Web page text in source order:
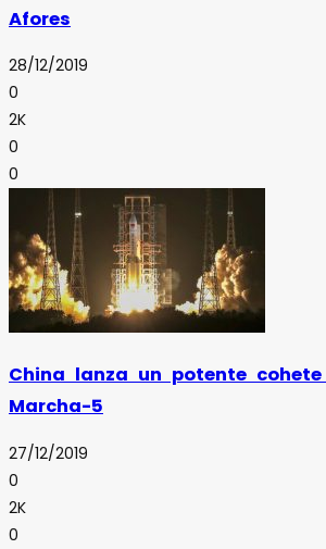
Afores
28/12/2019
0
2K
0
0
China lanza un potente
Marcha-5
27/12/2019
0
2K
0